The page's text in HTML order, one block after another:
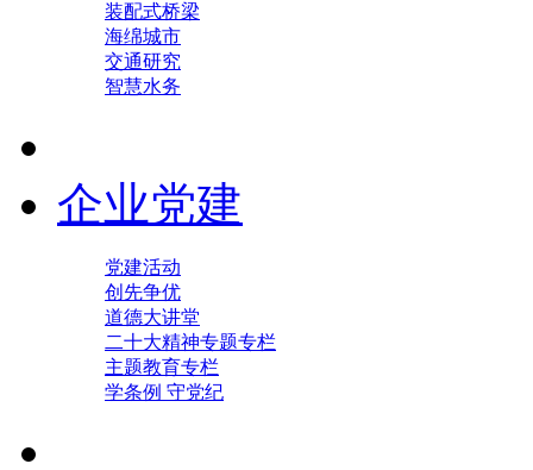
装配式桥梁
海绵城市
交通研究
智慧水务
企业党建
党建活动
创先争优
道德大讲堂
二十大精神专题专栏
主题教育专栏
学条例 守党纪